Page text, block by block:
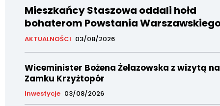
Mieszkańcy Staszowa oddali hołd
bohaterom Powstania
AKTUALNOŚCI 03/08/2026
Wiceminister Bożena Żelazowska z wizytą na
Zamku Krzyżtopór
Inwestycje 03/08/2026